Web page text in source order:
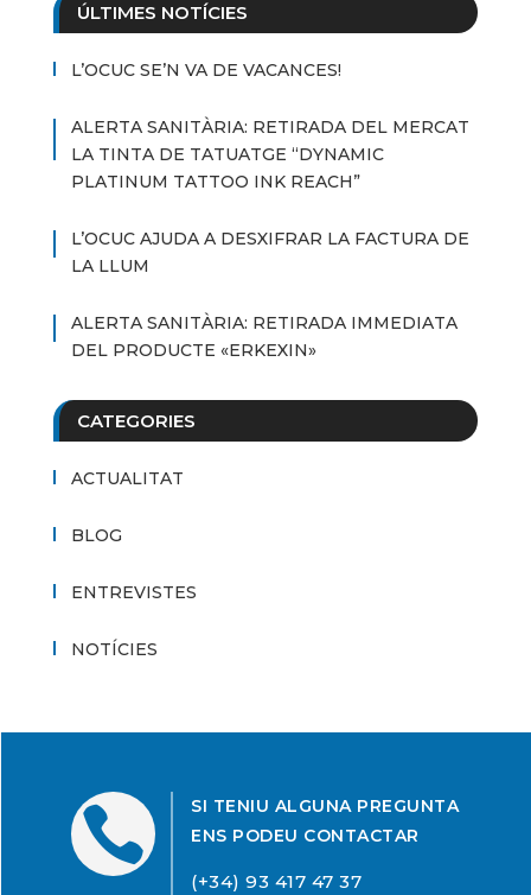
ÚLTIMES NOTÍCIES
L’OCUC SE’N VA DE VACANCES!
ALERTA SANITÀRIA: RETIRADA DEL MERCAT
LA TINTA DE TATUATGE “DYNAMIC
PLATINUM TATTOO INK REACH”
L’OCUC AJUDA A DESXIFRAR LA FACTURA DE
LA LLUM
ALERTA SANITÀRIA: RETIRADA IMMEDIATA
DEL PRODUCTE «ERKEXIN»
CATEGORIES
ACTUALITAT
BLOG
ENTREVISTES
NOTÍCIES

SI TENIU ALGUNA PREGUNTA
ENS PODEU CONTACTAR
(+34) 93 417 47 37